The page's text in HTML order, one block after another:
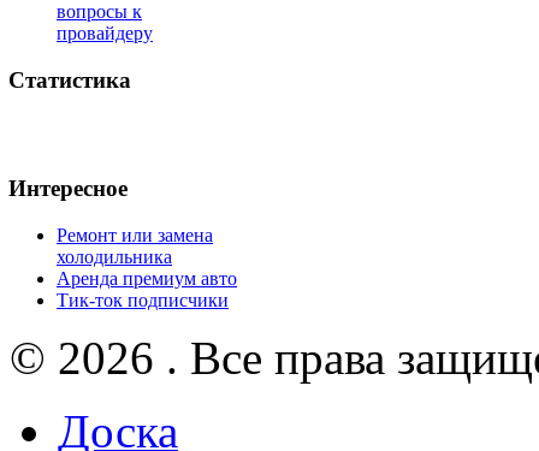
вопросы к
провайдеру
Статистика
Интересное
Ремонт или замена
холодильника
Аренда премиум авто
Тик-ток подписчики
© 2026 . Все права
Доска